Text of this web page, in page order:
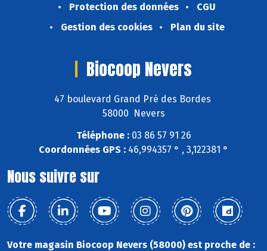
Protection des données
CGU
Gestion des cookies
Plan du site
Biocoop Nevers
47 boulevard Grand Pré des Bordes
58000 Nevers
Téléphone :03 86 57 91 26
Coordonnées GPS : 46,994357 ° , 3,122381 °
Nous suivre sur
Votre magasin Biocoop Nevers (58000) est proche de :